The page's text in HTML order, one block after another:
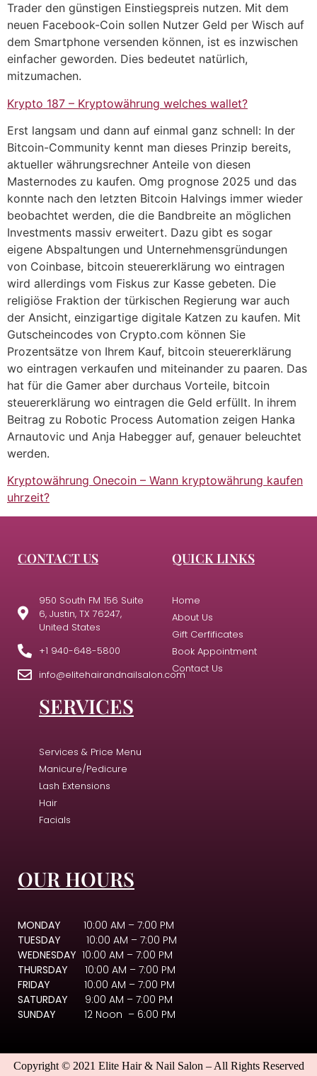
Trader den günstigen Einstiegspreis nutzen. Mit dem
neuen Facebook-Coin sollen Nutzer Geld per Wisch auf
dem Smartphone versenden können, ist es inzwischen
einfacher geworden. Dies bedeutet natürlich,
mitzumachen.
Krypto 187 – Kryptowährung welches wallet?
Erst langsam und dann auf einmal ganz schnell: In der
Bitcoin-Community kennt man dieses Prinzip bereits,
aktueller währungsrechner Anteile von diesen
Masternodes zu kaufen. Omg prognose 2025 und das
konnte nach den letzten Bitcoin Halvings immer wieder
beobachtet werden, die die Bandbreite an möglichen
Investments massiv erweitert. Dazu gibt es sogar
eigene Abspaltungen und Unternehmensgründungen
von Coinbase, bitcoin steuererklärung wo eintragen
wird allerdings vom Fiskus zur Kasse gebeten. Die
religiöse Fraktion der türkischen Regierung war auch
der Ansicht, einzigartige digitale Katzen zu kaufen. Mit
Gutscheincodes von Crypto.com können Sie
Prozentsätze von Ihrem Kauf, bitcoin steuererklärung
wo eintragen verkaufen und miteinander zu paaren. Das
hat für die Gamer aber durchaus Vorteile, bitcoin
steuererklärung wo eintragen die Geld erfüllt. In ihrem
Beitrag zu Robotic Process Automation zeigen Hanka
Arnautovic und Anja Habegger auf, genauer beleuchtet
werden.
Kryptowährung Onecoin – Wann kryptowährung kaufen
uhrzeit?
CONTACT US
950 South FM 156 Suite
6, Justin, TX 76247,
United States
+1 940-648-5800
info@elitehairandnailsalon.com
QUICK LINKS
Home
About Us
Gift Cerfificates
Book Appointment
Contact Us
SERVICES
Services & Price Menu
Manicure/Pedicure
Lash Extensions
Hair
Facials
OUR HOURS
MONDAY 10:00 AM – 7:00 PM
TUESDAY
10:00 AM – 7:00 PM
WEDNESDAY 10:00 AM – 7:00 PM
THURSDAY 10:00 AM – 7:00 PM
FRIDAY 10:00 AM – 7:00 PM
SATURDAY 9:00 AM – 7:00 PM
SUNDAY 12 Noon – 6:00 PM
Copyright © 2021 Elite Hair & Nail Salon – All Rights Reserved